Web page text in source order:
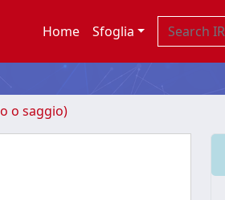
Home Sfoglia
o saggio)